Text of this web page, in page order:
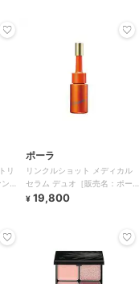
リ
デ
ポーラ
リンクルショット メディカル
セラム デュオ［販売名：ポー
ラ リンクルシ
¥ 19,800